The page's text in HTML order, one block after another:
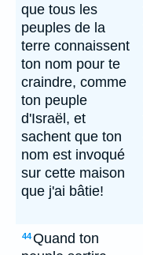
que tous les
peuples de la
terre connaissent
ton nom pour te
craindre, comme
ton peuple
d'Israël, et
sachent que ton
nom est invoqué
sur cette maison
que j'ai bâtie!
44Quand ton